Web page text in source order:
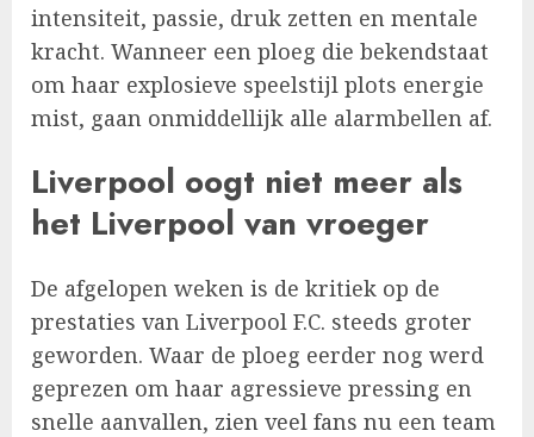
intensiteit, passie, druk zetten en mentale
kracht. Wanneer een ploeg die bekendstaat
om haar explosieve speelstijl plots energie
mist, gaan onmiddellijk alle alarmbellen af.
Liverpool oogt niet meer als
het Liverpool van vroeger
De afgelopen weken is de kritiek op de
prestaties van Liverpool F.C. steeds groter
geworden. Waar de ploeg eerder nog werd
geprezen om haar agressieve pressing en
snelle aanvallen, zien veel fans nu een team